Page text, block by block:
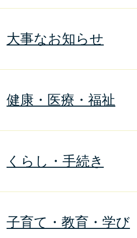
大事なお知らせ
健康・医療・福祉
くらし・手続き
子育て・教育・学び